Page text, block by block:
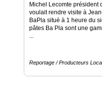
Actualités
Rubriques
Michel Lecomte président
voulait rendre visite à
BaPla situé à 1 heure du
pâtes Ba Pla sont une
...
Reportage / Producteurs